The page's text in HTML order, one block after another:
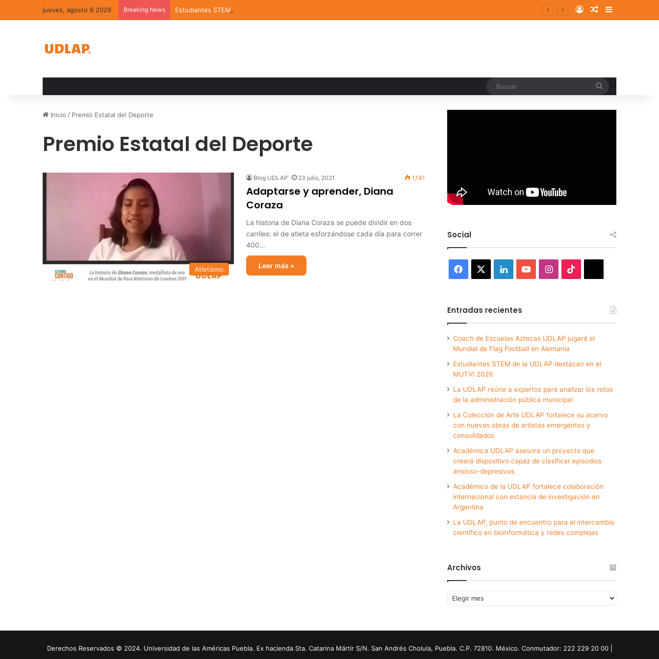
jueves, agosto 6 2026 Breaking News Estudiantes STEM de la UDLAP destacan en el MUTVI 2026 Log InRandom Article
Sidebar
Inicio / Premio Estatal del Deporte
Premio Estatal del Deporte
Atletismo
Blog UDLAP 23 julio, 2021 1,141
Adaptarse y aprender, Diana
Coraza
La historia de Diana Coraza se puede dividir en dos
carriles: el de atleta esforzándose cada día para correr
400…
Leer más »
Social
Facebook LinkedInYouTubeInstagram
Entradas recientes
Coach de Escuelas Aztecas UDLAP jugará el
Mundial de Flag Football en Alemania
Estudiantes STEM de la UDLAP destacan en el
MUTVI 2026
La UDLAP reúne a expertos para analizar los retos
de la administración pública municipal
La Colección de Arte UDLAP fortalece su acervo
con nuevas obras de artistas emergentes y
consolidados
Académica UDLAP asesora un proyecto que
creará dispositivo capaz de clasificar episodios
ansioso-depresivos
Académico de la UDLAP fortalece colaboración
internacional con estancia de investigación en
Argentina
La UDLAP, punto de encuentro para el intercambio
científico en bioinformática y redes complejas
Archivos
Archivos
Derechos Reservados © 2024. Universidad de las Américas Puebla. Ex hacienda Sta. Catarina Mártir S/N. San Andrés Cholula, Puebla. C.P. 72810. México. Conmutador: 222 229 20 00 |